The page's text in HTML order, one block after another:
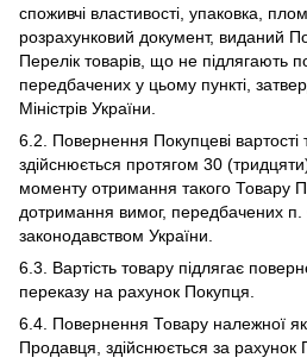
споживчі властивості, упаковка,
розрахунковий документ, виданий
Перелік товарів, що не підлягають
передбачених у цьому пункті,
Міністрів України.
6.2. Повернення Покупцеві вартості
здійснюється протягом 30
моменту отримання такого Товару
дотримання вимог, передбачених
законодавством України.
6.3. Вартість товару підлягає
переказу на рахунок Покупця.
6.4. Повернення Товару належної
Продавця, здійснюється за